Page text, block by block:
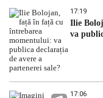
17:19
Ilie
va
17:06